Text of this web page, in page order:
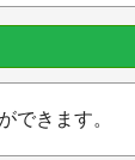
できます。